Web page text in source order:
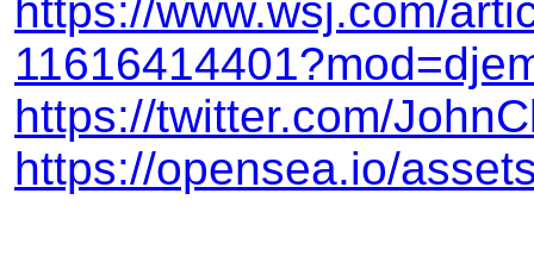
https://www.wsj.com/
https://twitter.com/
https://opensea.io/